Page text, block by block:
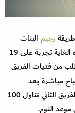
رجيمالبنات
محبات الشوكولاته بالحليب في الصباح. واجروا لهذه الغاية تجربة على 19
من فتيات الفريق
الصباح مباشرة بعد
الاستيقاظ من النوم. وفي المقابل كان على فتيات الفريق الثاني تناول 100
النوم.